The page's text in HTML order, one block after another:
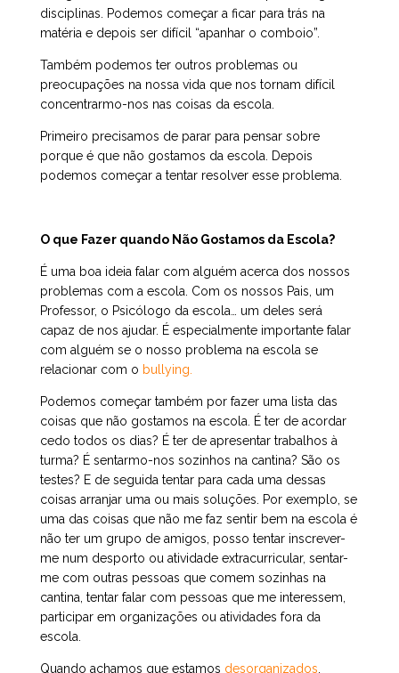
disciplinas. Podemos começar a ficar para trás na
matéria e depois ser difícil “apanhar o comboio”.
Também podemos ter outros problemas ou
preocupações na nossa vida que nos tornam difícil
concentrarmo-nos nas coisas da escola.
Primeiro precisamos de parar para pensar sobre
porque é que não gostamos da escola. Depois
podemos começar a tentar resolver esse problema.
O que Fazer quando Não Gostamos da Escola?
É uma boa ideia falar com alguém acerca dos nossos
problemas com a escola. Com os nossos Pais, um
Professor, o Psicólogo da escola… um deles será
capaz de nos ajudar. É especialmente importante falar
com alguém se o nosso problema na escola se
relacionar com o bullying.
Podemos começar também por fazer uma lista das
coisas que não gostamos na escola. É ter de acordar
cedo todos os dias? É ter de apresentar trabalhos à
turma? É sentarmo-nos sozinhos na cantina? São os
testes? E de seguida tentar para cada uma dessas
coisas arranjar uma ou mais soluções. Por exemplo, se
uma das coisas que não me faz sentir bem na escola é
não ter um grupo de amigos, posso tentar inscrever-
me num desporto ou atividade extracurricular, sentar-
me com outras pessoas que comem sozinhas na
cantina, tentar falar com pessoas que me interessem,
participar em organizações ou atividades fora da
escola.
Quando achamos que estamos desorganizados